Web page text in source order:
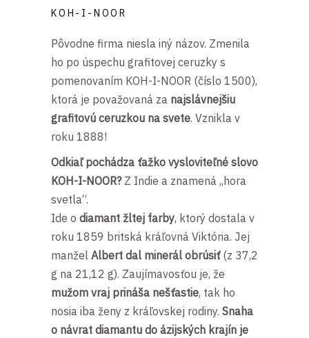
KOH-I-NOOR
Pôvodne firma niesla iný názov. Zmenila
ho po úspechu grafitovej ceruzky s
pomenovaním KOH-I-NOOR (číslo 1500),
ktorá je považovaná za najslávnejšiu
grafitovú ceruzkou na svete. Vznikla v
roku 1888!
Odkiaľ pochádza ťažko vysloviteľné slovo
KOH-I-NOOR?Z Indie a znamená ,,hora
svetla“.
Ide o diamant žltej farby, ktorý dostala v
roku 1859 britská kráľovná Viktória. Jej
manžel Albert dal minerál obrúsiť(z 37,2
g na 21,12 g). Zaujímavosťou je, že
mužom vraj prináša nešťastie, tak ho
nosia iba ženy z kráľovskej rodiny. Snaha
o návrat diamantu do ázijských krajín je